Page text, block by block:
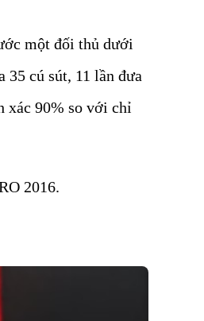
một đối thủ dưới
cú sút, 11 lần đưa
xác 90% so với chỉ
2016.